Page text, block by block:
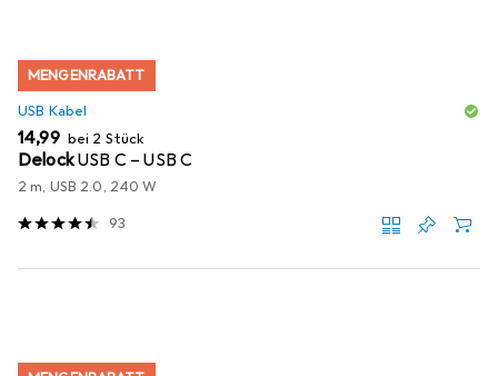
MENGENRABATT
USB Kabel
EUR
14,99 bei 2 Stück
DelockUSB C – USB C
2 m, USB 2.0, 240 W
93